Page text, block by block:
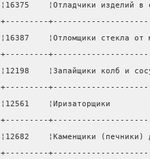
¦16375    ¦Отладчики
+---------
¦16387    ¦Отломщики
+---------
¦12198    ¦Запайщики
+---------
¦12561
+---------
¦12682    ¦Каменщики
+---------